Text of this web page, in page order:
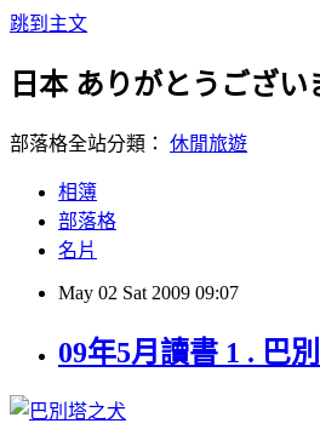
跳到主文
日本 ありがとうござい
部落格全站分類： 休閒旅遊
相簿
部落格
名片
May 02 Sat 2009 09:07
09年5月讀書 1 . 巴